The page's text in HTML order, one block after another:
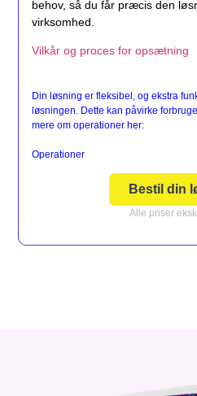
behov, så du får præcis den
virksomhed.
Vilkår og proces for opsætning
Din løsning er fleksibel, og ekstra
løsningen. Dette kan påvirke
mere om operationer her:
Operationer
Bestil din
Alle priser